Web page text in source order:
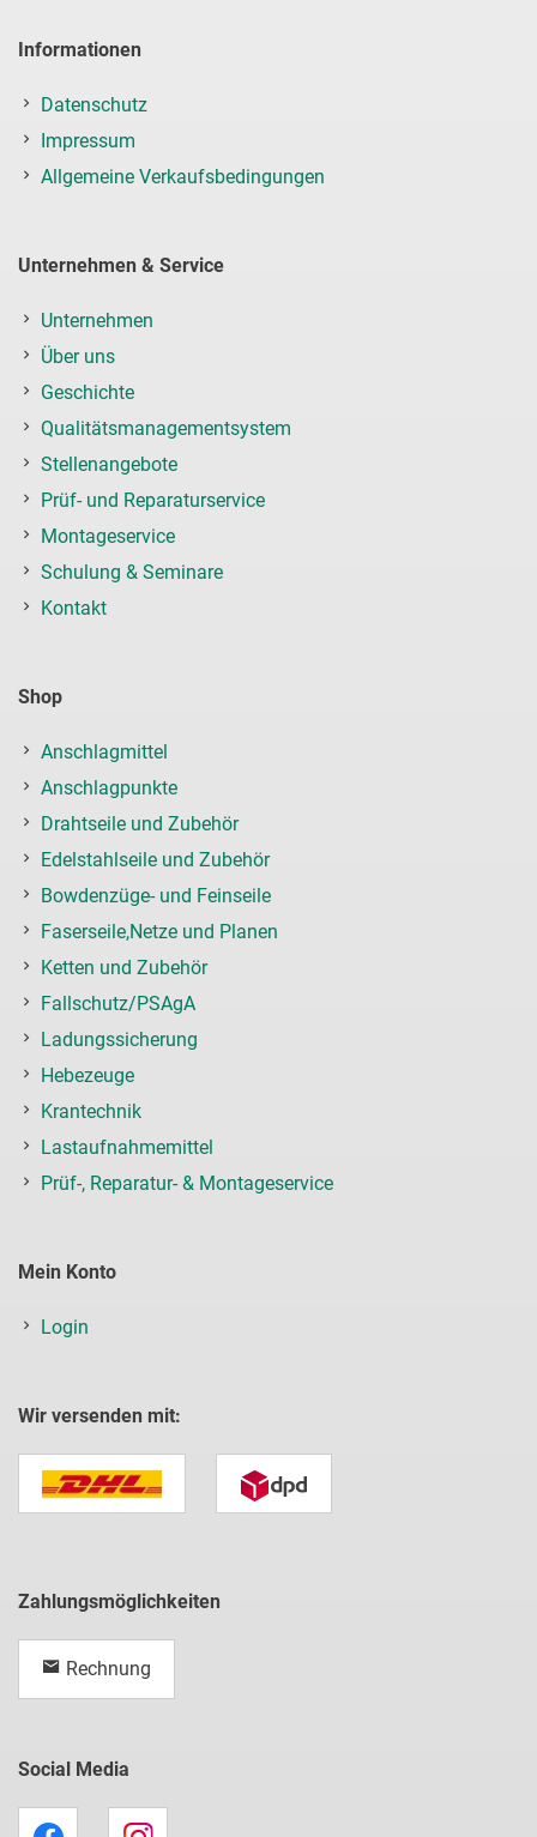
Informationen
Datenschutz
Impressum
Allgemeine Verkaufsbedingungen
Unternehmen & Service
Unternehmen
Über uns
Geschichte
Qualitätsmanagementsystem
Stellenangebote
Prüf- und Reparaturservice
Montageservice
Schulung & Seminare
Kontakt
Shop
Anschlagmittel
Anschlagpunkte
Drahtseile und Zubehör
Edelstahlseile und Zubehör
Bowdenzüge- und Feinseile
Faserseile,Netze und Planen
Ketten und Zubehör
Fallschutz/PSAgA
Ladungssicherung
Hebezeuge
Krantechnik
Lastaufnahmemittel
Prüf-, Reparatur- & Montageservice
Mein Konto
Login
Wir versenden mit:
Zahlungsmöglichkeiten
Rechnung
Social Media